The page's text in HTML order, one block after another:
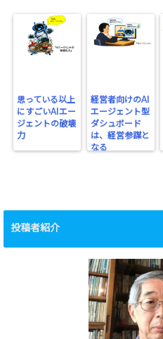
思っている以上
にすごいAIエー
ジェントの破壊
力
経営者向けのAI
エージェント型
ダシュボード
は、経営参謀と
なる
投稿者紹介